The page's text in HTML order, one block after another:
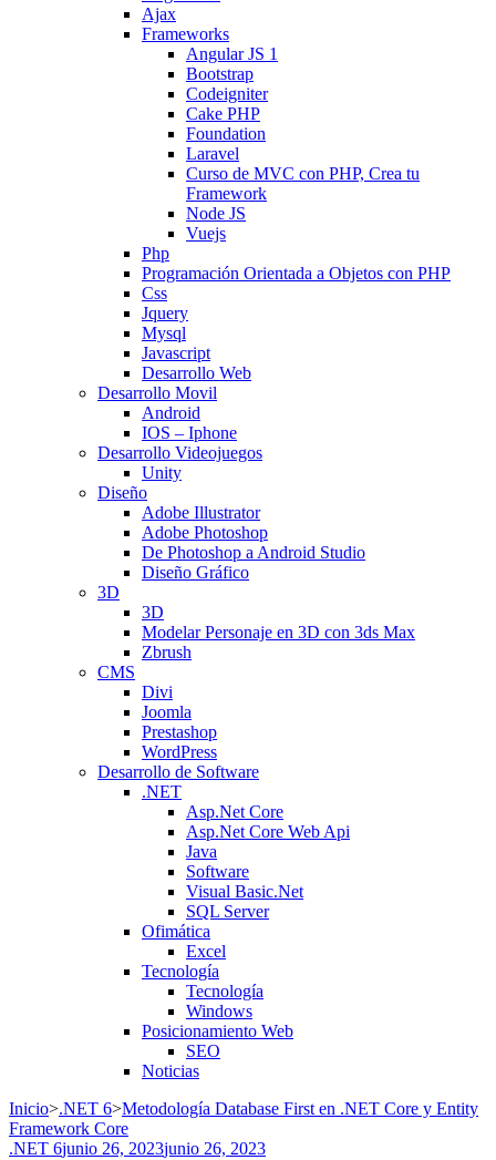
Ajax
Frameworks
Angular JS 1
Bootstrap
Codeigniter
Cake PHP
Foundation
Laravel
Curso de MVC con PHP, Crea tu
Framework
Node JS
Vuejs
Php
Programación Orientada a Objetos con PHP
Css
Jquery
Mysql
Javascript
Desarrollo Web
Desarrollo Movil
Android
IOS – Iphone
Desarrollo Videojuegos
Unity
Diseño
Adobe Illustrator
Adobe Photoshop
De Photoshop a Android Studio
Diseño Gráfico
3D
3D
Modelar Personaje en 3D con 3ds Max
Zbrush
CMS
Divi
Joomla
Prestashop
WordPress
Desarrollo de Software
.NET
Asp.Net Core
Asp.Net Core Web Api
Java
Software
Visual Basic.Net
SQL Server
Ofimática
Excel
Tecnología
Tecnología
Windows
Posicionamiento Web
SEO
Noticias
Inicio>.NET 6>Metodología Database First en .NET Core y Entity
Framework Core
.NET 6junio 26, 2023junio 26, 2023